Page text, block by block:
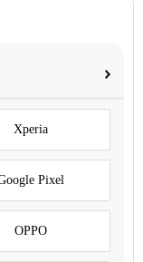
Xperia
Pixel
OPPO